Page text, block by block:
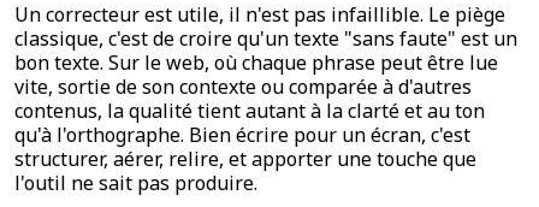
Un correcteur est utile, il n'est pas infaillible. Le piège
classique, c'est de croire qu'un texte "sans faute" est un
bon texte. Sur le web, où chaque phrase peut être lue
vite, sortie de son contexte ou comparée à d'autres
contenus, la qualité tient autant à la clarté et au ton
qu'à l'orthographe. Bien écrire pour un écran, c'est
structurer, aérer, relire, et apporter une touche que
l'outil ne sait pas produire.